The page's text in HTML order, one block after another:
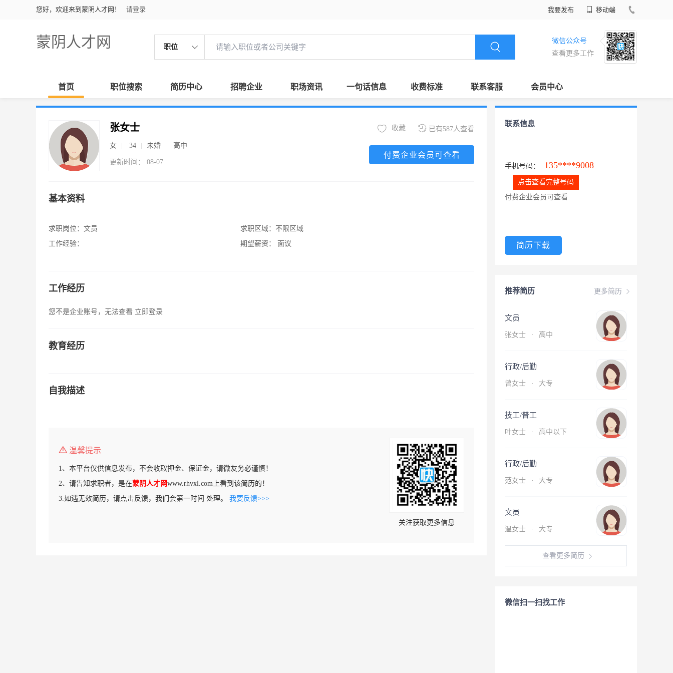
您好，欢迎来到蒙阴人才网！ 请登录 我要发布 移动端
蒙阴人才网 职位
微信公众号
查看更多工作
首页 职位搜索 简历中心 招聘企业 职场资讯 一句话信息 收费标准 联系客服 会员中心
张女士
女 34 未婚 高中
更新时间： 08-07
已有587人查看
收藏
付费企业会员可查看
基本资料
求职岗位： 文员
工作经验：
求职区域： 不限区域
期望薪资：
面议
工作经历
您不是企业账号，无法查看 立即登录
教育经历
自我描述
温馨提示
1、本平台仅供信息发布，不会收取押金、保证金，请微友务必谨慎！
2、请告知求职者，是在蒙阴人才网www.rhvxl.com上看到该简历的！
3.如遇无效简历，请点击反馈，我们会第一时间 处理。 我要反馈>>>
关注获取更多信息
联系信息
手机号码： 135****9008
点击查看完整号码
付费企业会员可查看
简历下载
更多简历
推荐简历
文员
张女士 · 高中
行政/后勤
曾女士 · 大专
技工/普工
叶女士 · 高中以下
行政/后勤
范女士 · 大专
文员
温女士 · 大专
查看更多简历
微信扫一扫找工作